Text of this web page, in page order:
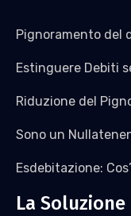
Pignoramento del
Estinguere Debiti
Riduzione del
Sono un
Esdebitazione:
La Soluzione